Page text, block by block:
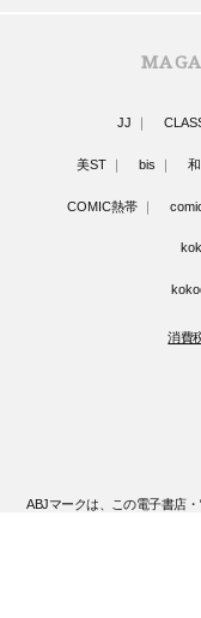
JJ
美ST bis
COMIC熱帯
消費
ABJマークは、この電子書店